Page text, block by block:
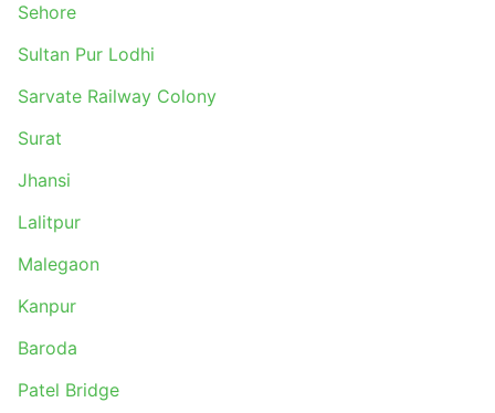
Sehore
Sultan Pur Lodhi
Sarvate Railway Colony
Surat
Jhansi
Lalitpur
Malegaon
Kanpur
Baroda
Patel Bridge